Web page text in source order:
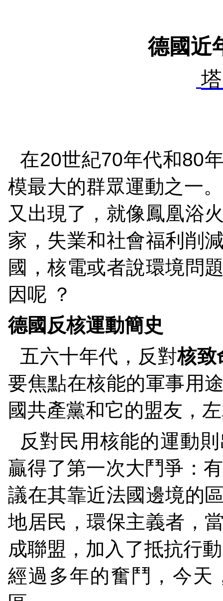
德國近
在20世紀70年代和80
模最大的群眾運動之一
又出現了，就像鳳凰浴
家，失業和社會福利削
國，核電或者說環境問
因呢 ？
德國反核運動簡史
五六十年代，反對核致
要焦點在核能的軍事用
國共產黨和它的盟友，
反對民用核能的運動
贏得了第一次大鬥爭：有
議在其靠近法國邊境的
地居民，環保主義者，
成聯盟，加入了抵抗行
經過多年的奮鬥，今天